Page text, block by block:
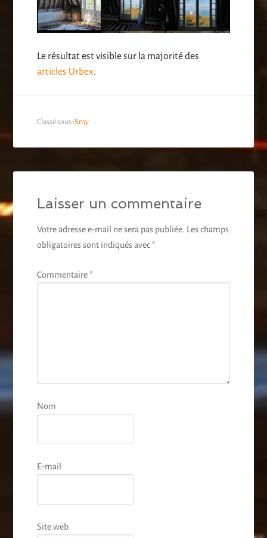
Le résultat est visible sur la majorité des
articles Urbex.
Classé sous :Smy
Laisser un commentaire
Votre adresse e-mail ne sera pas publiée. Les champs
obligatoires sont indiqués avec*
Commentaire*
Nom
E-mail
Site web